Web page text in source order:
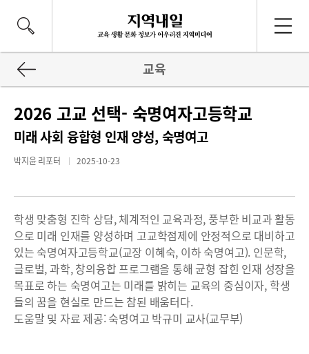
교육
2026 고교 선택- 숙명여자고등학교
미래 사회 융합형 인재 양성, 숙명여고
박지윤 리포터 2025-10-23
학생 맞춤형 진학 상담, 체계적인 교육과정, 풍부한 비교과 활동
으로 미래 인재를 양성하며 고교학점제에 안정적으로 대비하고
있는 숙명여자고등학교(교장 이혜숙, 이하 숙명여고). 인문학,
글로벌, 과학, 창의융합 프로그램을 통해 균형 잡힌 인재 성장을
목표로 하는 숙명여고는 미래를 밝히는 교육의 중심이자, 학생
들의 꿈을 현실로 만드는 참된 배움터다.
도움말 및 자료 제공: 숙명여고 박규미 교사(교무부)